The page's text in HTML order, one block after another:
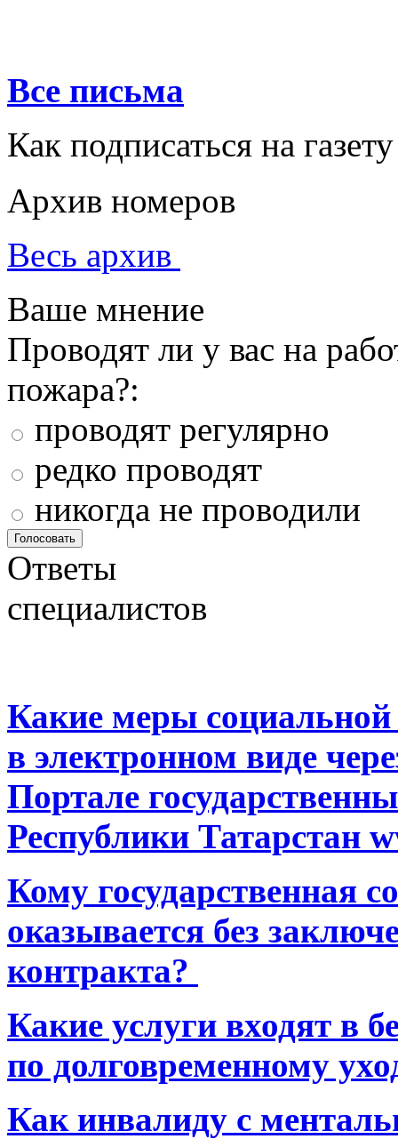
Все письма
Как подписаться на газету
Архив номеров
Весь архив
Ваше мнение
Проводят ли у вас на
пожара?:
проводят регулярно
редко проводят
никогда не проводили
Ответы
специалистов
Какие меры
в электронном виде
Портале
Республики Татарстан
Кому государственная
оказывается без
контракта?
Какие услуги входят в
по долговременному
Как инвалиду с